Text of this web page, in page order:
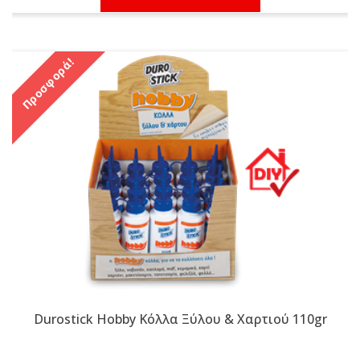
3,50 €.
Προσφορά!
Durostick Hobby Κόλλα Ξύλου & Χαρτιού 110gr